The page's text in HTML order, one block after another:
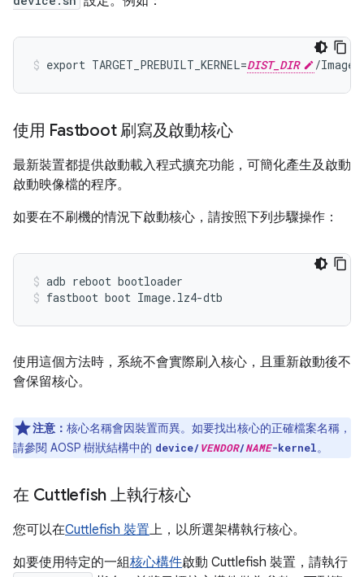
export TARGET_PREBUILT_KERNEL=DIST_DIR
使用 Fastboot 刷寫及啟動核心
最新裝置都提供啟動載入程式擴充功能，可簡化產生及啟動
啟動映像檔的程序。
如要在不刷機的情況下啟動核心，請按照下列步驟操作：
adb reboot bootloader
fastboot boot Image.lz4-dtb
使用這個方法時，系統不會實際刷入核心，且重新啟動後不
會保留核心。
注意： 核心名稱會因裝置而異。如要找出核心的正確檔案名稱，
請參閱 AOSP 樹狀結構中的 device/VENDOR/NAME-kernel。
在 Cuttlefish 上執行核心
您可以在Cuttlefish 裝置上，以所選架構執行核心。
如要使用特定的一組核心構件啟動 Cuttlefish 裝置，請執行